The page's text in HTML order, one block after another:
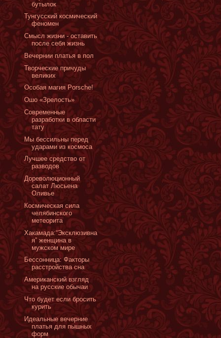
бутылок
Тунгусский космический
феномен
Смысл жизни - оставить
после себя жизнь
Вечернии платья в пол
Творческие причуды
великих
Особая магия Porsche!
Ошо «Зрелость»
Современные
разработки в области
тату
Мы бессильны перед
ударами из космоса
Лучшее средство от
разводов
Дореволюционный
салат Люсьена
Оливье
Космическая сила
челябинского
метеорита
Хакамада:“Эксклюзивна
я” женщина в
мужском мире
Бессонница: Факторы
расстройства сна
Американский взгляд
на русские обычаи
Что будет если бросить
курить
Идеальные вечерние
платья для пышных
форм